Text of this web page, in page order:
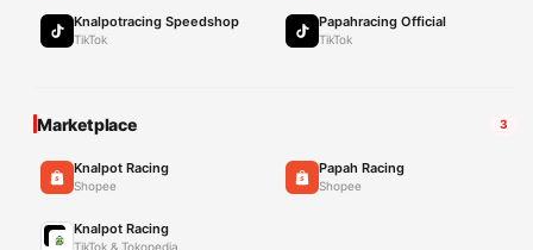
Knalpotracing Speedshop
TikTok
Papahracing Official
TikTok
Marketplace 3
Knalpot Racing
Shopee
Papah Racing
Shopee
Knalpot Racing
TikTok & Tokopedia